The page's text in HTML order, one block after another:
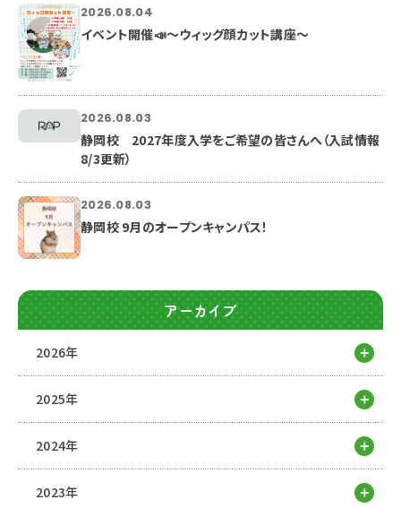
2026.08.04
イベント開催📣～ウィッグ顔カット講座～
2026.08.03
静岡校 2027年度入学をご希望の皆さんへ（入試情報
8/3更新）
2026.08.03
静岡校 9月のオープンキャンパス！
アーカイブ
2026年
2025年
2024年
2023年